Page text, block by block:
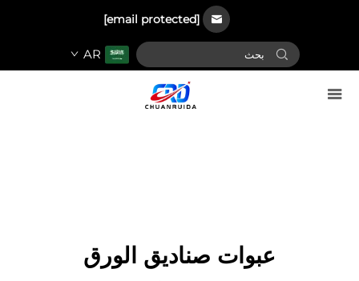
[email protected]
AR
عبوات صناديق الورق